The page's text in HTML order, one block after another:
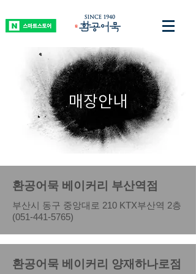
매장안내
환공어묵 베이커리 부산역점
​부산시 동구 중앙대로 210 KTX부산역 2층
(051-441-5765)
환공어묵 베이커리 양재하나로점